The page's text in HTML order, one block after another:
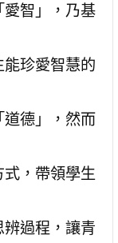
智」，乃基
珍愛智慧的
德」，然而
，帶領學生
過程，讓青